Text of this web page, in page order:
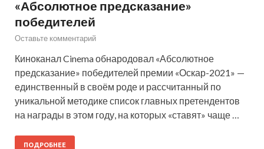
«Абсолютное предсказание»
победителей
Оставьте комментарий
Киноканал Cinema обнародовал «Абсолютное
предсказание» победителей премии «Оскар-2021» —
единственный в своём роде и рассчитанный по
уникальной методике список главных претендентов
на награды в этом году, на которых «ставят» чаще …
ПОДРОБНЕЕ